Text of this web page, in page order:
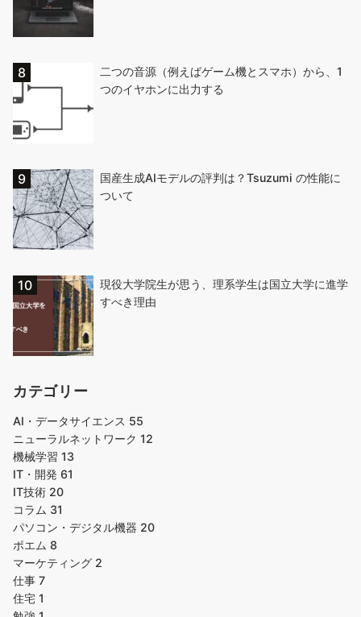
二つの音源（例えばゲーム機とスマホ）から、1
つのイヤホンに出力する
国産生成AIモデルの評判は？Tsuzumi の性能に
ついて
現役大学院生が思う、理系学生は国立大学に進学
すべき理由
カテゴリー
AI・データサイエンス 55
ニューラルネットワーク 12
機械学習 13
IT・開発 61
IT技術 20
コラム 31
パソコン・デジタル機器 20
ポエム 8
マーケティング 2
仕事 7
住宅 1